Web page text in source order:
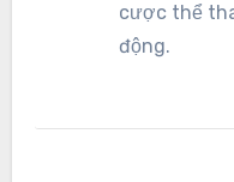
cược thể
động.